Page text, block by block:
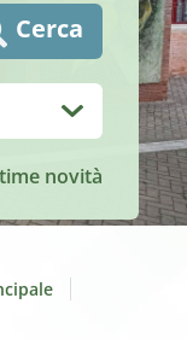
Cerca
novità